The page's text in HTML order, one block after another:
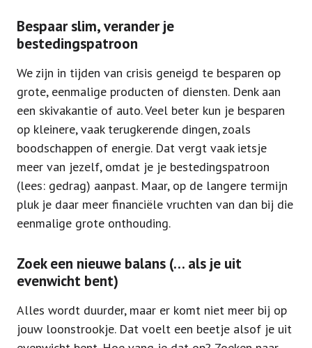
Bespaar slim, verander je
bestedingspatroon
We zijn in tijden van crisis geneigd te besparen op
grote, eenmalige producten of diensten. Denk aan
een skivakantie of auto. Veel beter kun je besparen
op kleinere, vaak terugkerende dingen, zoals
boodschappen of energie. Dat vergt vaak ietsje
meer van jezelf, omdat je je bestedingspatroon
(lees: gedrag) aanpast. Maar, op de langere termijn
pluk je daar meer financiële vruchten van dan bij die
eenmalige grote onthouding.
Zoek een nieuwe balans (… als je uit
evenwicht bent)
Alles wordt duurder, maar er komt niet meer bij op
jouw loonstrookje. Dat voelt een beetje alsof je uit